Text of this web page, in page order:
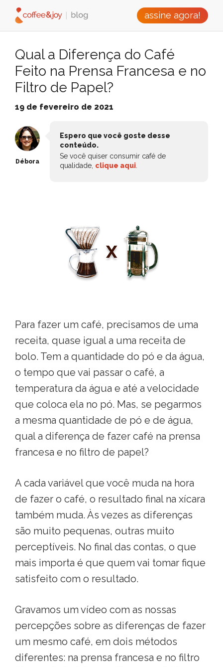
assine agora!
Qual a Diferença do Café
Feito na Prensa Francesa e no
Filtro de Papel?
19 de fevereiro de 2021
Débora
Espero que você goste desse
conteúdo.
Se você quiser consumir café de
qualidade, clique aqui
Para fazer um café, precisamos de uma
receita, quase igual a uma receita de
bolo. Tem a quantidade do pó e da água,
o tempo que vai passar o café, a
temperatura da água e até a velocidade
que coloca ela no pó. Mas, se pegarmos
a mesma quantidade de pó e de água,
qual a diferença de fazer café na prensa
francesa e no filtro de papel?
A cada variável que você muda na hora
de fazer o café, o resultado final na xícara
também muda. Às vezes as diferenças
são muito pequenas, outras muito
perceptíveis. No final das contas, o que
mais importa é que quem vai tomar fique
satisfeito com o resultado.
Gravamos um vídeo com as nossas
percepções sobre as diferenças de fazer
um mesmo café, em dois métodos
diferentes: na prensa francesa e no filtro